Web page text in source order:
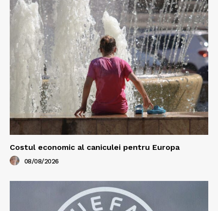
Costul economic al caniculei pentru Europa
08/08/2026